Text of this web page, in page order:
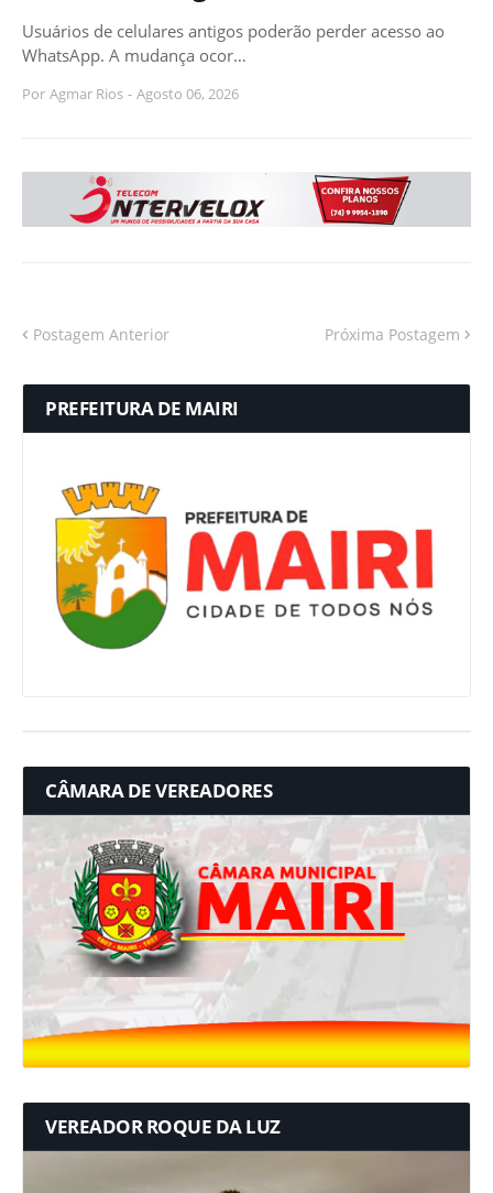
Usuários de celulares antigos poderão perder acesso ao
WhatsApp. A mudança ocor…
Por Agmar Rios - Agosto 06, 2026
Postagem Anterior Próxima Postagem
PREFEITURA DE MAIRI
CÂMARA DE VEREADORES
VEREADOR ROQUE DA LUZ